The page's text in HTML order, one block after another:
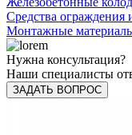
Средства ограждения
Монтажные
Нужна консультация?
Наши специалисты
ЗАДАТЬ ВОПРОС